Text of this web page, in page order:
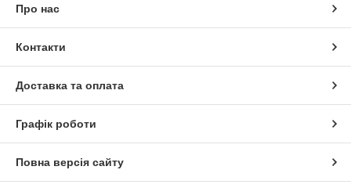
Про нас
Контакти
Доставка та оплата
Графік роботи
Повна версія сайту